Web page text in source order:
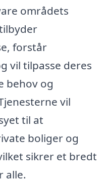
områdets
forstår
vil tilpasse deres
behov og
vil
til at
boliger og
sikrer et bredt
alle.